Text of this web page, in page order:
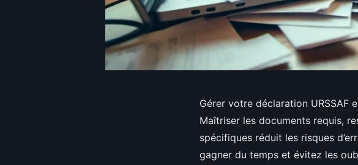
Gérer votre déclaration URSSAF
Maîtriser les documents requis,
spécifiques réduit les risques
gagner du temps et évitez les